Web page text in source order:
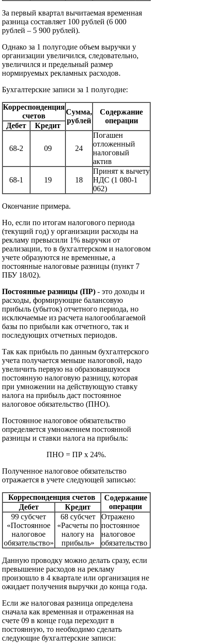
За первый квартал вычитаемая временная
разница составляет 100 рублей (6 000
рублей – 5 900 рублей).
Однако за 1 полугодие объем выручки у
организации увеличился, следовательно,
увеличился и предельный размер
нормируемых рекламных расходов.
Бухгалтерские записи за 1 полугодие:
Корреспонденция
счетов
Сумма,
рублей
Содержание
операции
Дебет Кредит
68-2 09 24
Погашен
отложенный
налоговый
актив
68-1 19 18
Принят к вычету
НДС (1 080-1
062)
Окончание примера.
Но, если по итогам налогового периода
(текущий год) у организации расходы на
рекламу превысили 1% выручки от
реализации, то в бухгалтерском и налоговом
учете образуются не временные, а
постоянные налоговые разницы (пункт 7
ПБУ 18/02).
Постоянные разницы (ПР) - это доходы и
расходы, формирующие балансовую
прибыль (убыток) отчетного периода, но
исключаемые из расчета налогооблагаемой
базы по прибыли как отчетного, так и
последующих отчетных периодов.
Так как прибыль по данным бухгалтерского
учета получается меньше налоговой, надо
увеличить первую на образовавшуюся
постоянную налоговую разницу, которая
при умножении на действующую ставку
налога на прибыль даст постоянное
налоговое обязательство (ПНО).
Постоянное налоговое обязательство
определяется умножением постоянной
разницы и ставки налога на прибыль:
ПНО = ПР х 24%.
Полученное налоговое обязательство
отражается в учете следующей записью:
Корреспонденция счетов
Содержание
операции
Дебет
Кредит
99 субсчет
«Постоянное
налоговое
обязательство»
68 субсчет
«Расчеты по
налогу на
прибыль»
Отражено
постоянное
налоговое
обязательство
Данную проводку можно делать сразу, если
превышение расходов на рекламу
произошло в 4 квартале или организация не
ожидает получения выручки до конца года.
Если же налоговая разница определена
сначала как временная и отраженная на
счете 09 в конце года переходит в
постоянную, то необходимо сделать
следующие бухгалтерские записи: